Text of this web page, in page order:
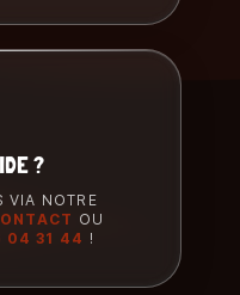
?
VIA NOTRE
OU
04 31 44 !